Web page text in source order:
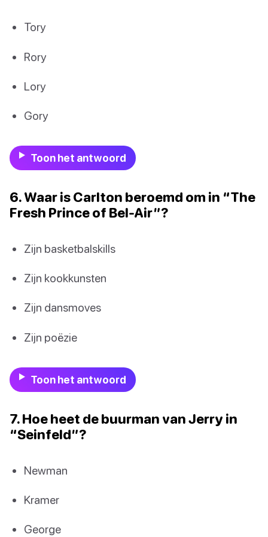
Tory
Rory
Lory
Gory
Toon het antwoord
6. Waar is Carlton beroemd om in “The
Fresh Prince of Bel-Air”?
Zijn basketbalskills
Zijn kookkunsten
Zijn dansmoves
Zijn poëzie
Toon het antwoord
7. Hoe heet de buurman van Jerry in
“Seinfeld”?
Newman
Kramer
George